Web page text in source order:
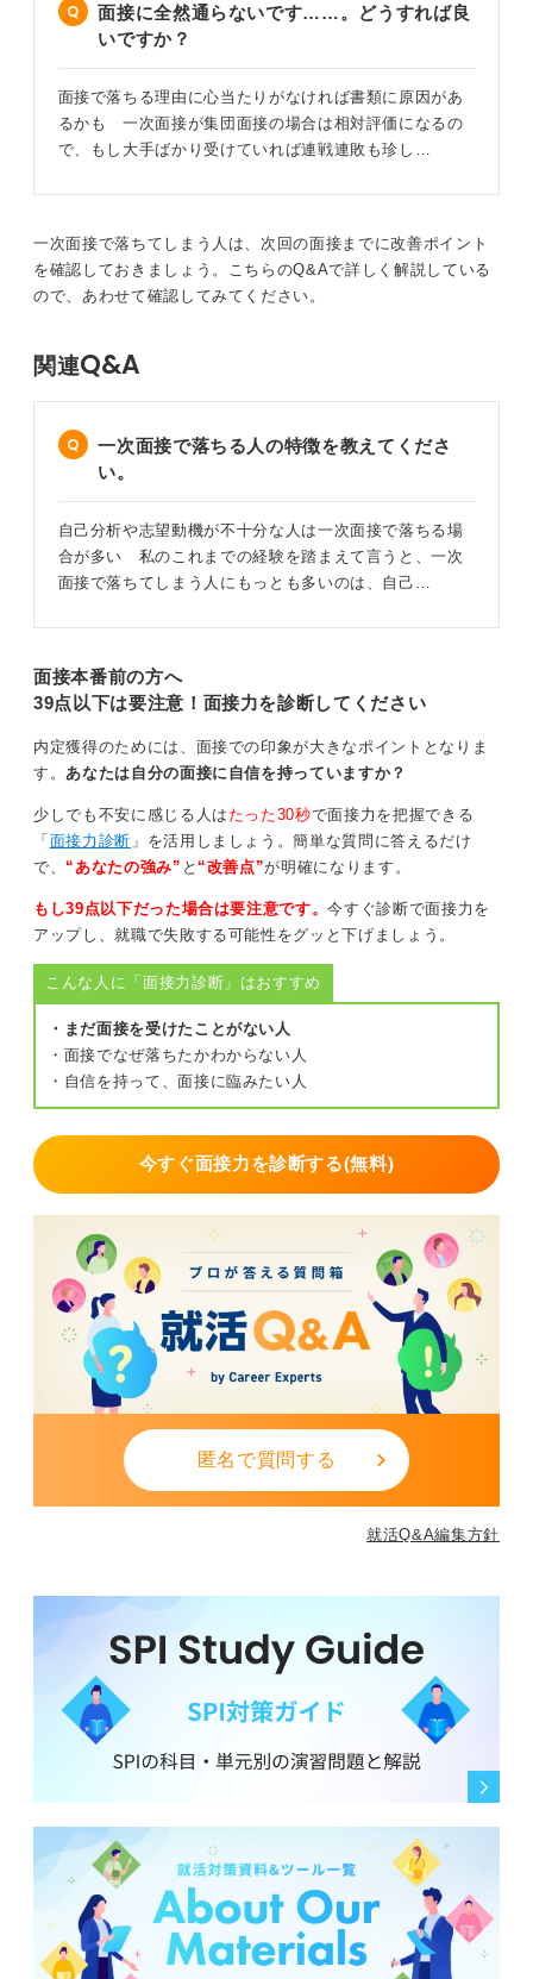
面接に全然通らないです……。どうすれば良
いですか？
面接で落ちる理由に心当たりがなければ書類に原因があ
るかも 一次面接が集団面接の場合は相対評価になるの
で、もし大手ばかり受けていれば連戦連敗も珍し…
一次面接で落ちてしまう人は、次回の面接までに改善ポイント
を確認しておきましょう。こちらのQ&Aで詳しく解説している
ので、あわせて確認してみてください。
関連Q&A
一次面接で落ちる人の特徴を教えてくださ
い。
自己分析や志望動機が不十分な人は一次面接で落ちる場
合が多い 私のこれまでの経験を踏まえて言うと、一次
面接で落ちてしまう人にもっとも多いのは、自己…
面接本番前の方へ
39点以下は要注意！面接力を診断してください
内定獲得のためには、面接での印象が大きなポイントとなりま
す。あなたは自分の面接に自信を持っていますか？
少しでも不安に感じる人は たった30秒で面接力を把握できる
「 面接力診断 」を活用しましょう。簡単な質問に答えるだけ
で、 “あなたの強み” と “改善点”が明確になります。
もし39点以下だった場合は要注意です。今すぐ診断で面接力を
アップし、就職で失敗する可能性をグッと下げましょう。
こんな人に「面接力診断」はおすすめ
・まだ面接を受けたことがない人
・面接でなぜ落ちたかわからない人
・自信を持って、面接に臨みたい人
今すぐ面接力を診断する(無料)
匿名で質問する
就活Q&A編集方針